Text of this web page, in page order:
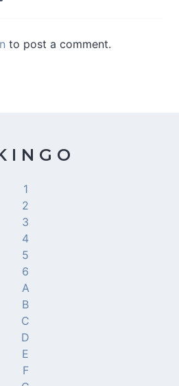
to post a comment.
I N G O
1
2
3
4
5
6
A
B
C
D
E
F